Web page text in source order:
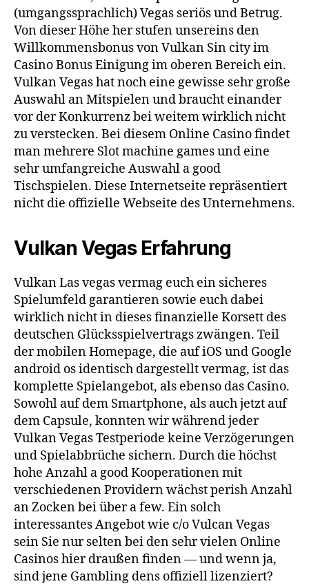
(umgangssprachlich) Vegas seriös und Betrug.
Von dieser Höhe her stufen unsereins den
Willkommensbonus von Vulkan Sin city im
Casino Bonus Einigung im oberen Bereich ein.
Vulkan Vegas hat noch eine gewisse sehr große
Auswahl an Mitspielen und braucht einander
vor der Konkurrenz bei weitem wirklich nicht
zu verstecken. Bei diesem Online Casino findet
man mehrere Slot machine games und eine
sehr umfangreiche Auswahl a good
Tischspielen. Diese Internetseite repräsentiert
nicht die offizielle Webseite des Unternehmens.
Vulkan Vegas Erfahrung
Vulkan Las vegas vermag euch ein sicheres
Spielumfeld garantieren sowie euch dabei
wirklich nicht in dieses finanzielle Korsett des
deutschen Glücksspielvertrags zwängen. Teil
der mobilen Homepage, die auf iOS und Google
android os identisch dargestellt vermag, ist das
komplette Spielangebot, als ebenso das Casino.
Sowohl auf dem Smartphone, als auch jetzt auf
dem Capsule, konnten wir während jeder
Vulkan Vegas Testperiode keine Verzögerungen
und Spielabbrüche sichern. Durch die höchst
hohe Anzahl a good Kooperationen mit
verschiedenen Providern wächst perish Anzahl
an Zocken bei über a few. Ein solch
interessantes Angebot wie c/o Vulcan Vegas
sein Sie nur selten bei den sehr vielen Online
Casinos hier draußen finden — und wenn ja,
sind jene Gambling dens offiziell lizenziert?